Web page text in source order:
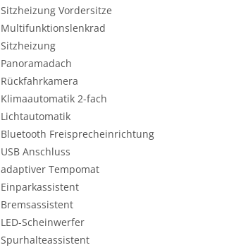
Sitzheizung Vordersitze
Multifunktionslenkrad
Sitzheizung
Panoramadach
Rückfahrkamera
Klimaautomatik 2-fach
Lichtautomatik
Bluetooth Freisprecheinrichtung
USB Anschluss
adaptiver Tempomat
Einparkassistent
Bremsassistent
LED-Scheinwerfer
Spurhalteassistent